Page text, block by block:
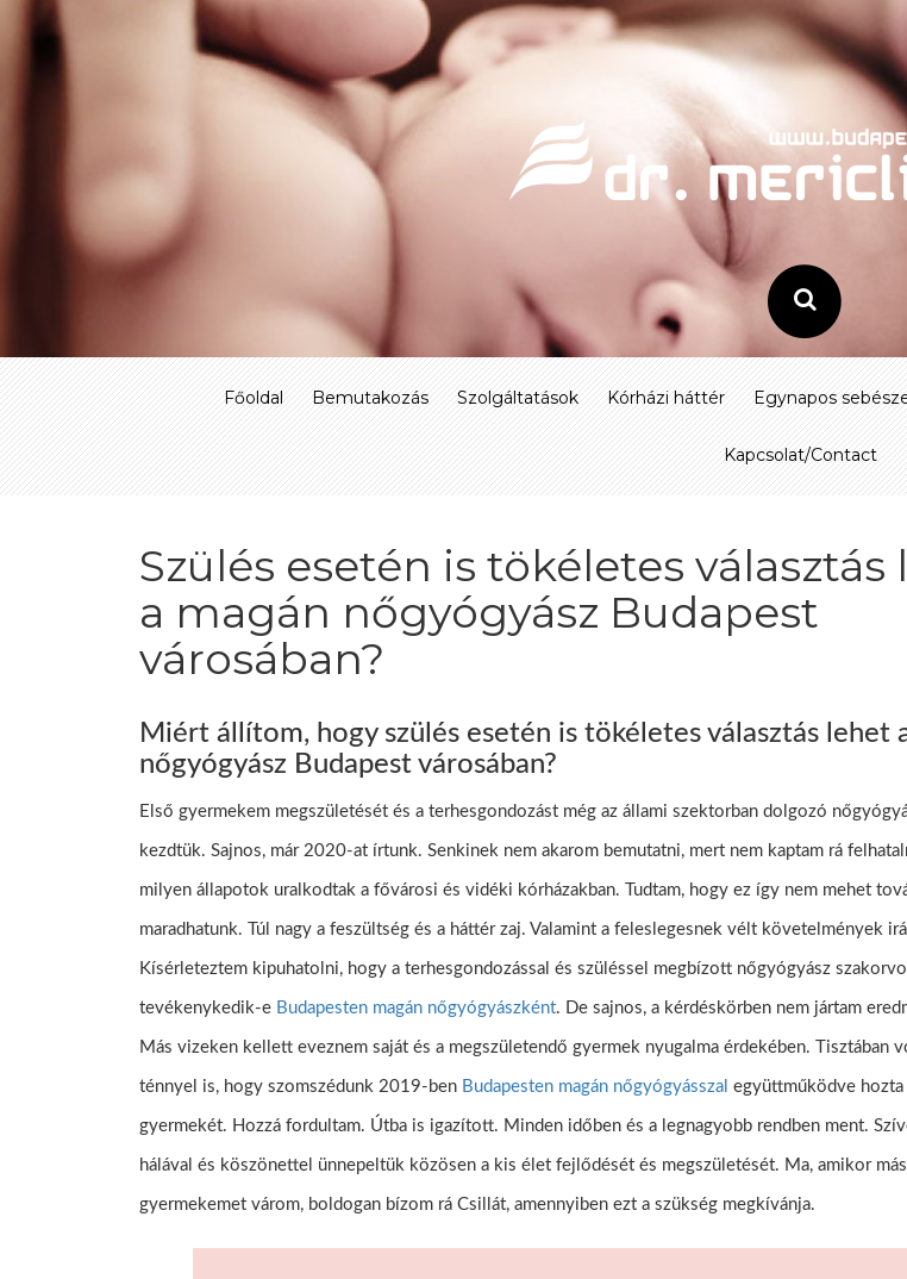
Főoldal Bemutakozás Szolgáltatások Kórházi háttér Egynapos
Kapcsolat/Contact
Szülés esetén is tökéletes választás
a magán nőgyógyász Budapest
városában?
Miért állítom, hogy szülés esetén is tökéletes választás lehet
nőgyógyász Budapest városában?
Első gyermekem megszületését és a terhesgondozást még az állami szektorban dolgozó
kezdtük. Sajnos, már 2020-at írtunk. Senkinek nem akarom bemutatni, mert nem kaptam rá
milyen állapotok uralkodtak a fővárosi és vidéki kórházakban. Tudtam, hogy ez így nem mehet
maradhatunk. Túl nagy a feszültség és a háttér zaj. Valamint a feleslegesnek vélt követelmények
Kísérleteztem kipuhatolni, hogy a terhesgondozással és szüléssel megbízott nőgyógyász
tevékenykedik-e Budapesten magán nőgyógyászként. De sajnos, a kérdéskörben nem jártam
Más vizeken kellett eveznem saját és a megszületendő gyermek nyugalma érdekében. Tisztában
ténnyel is, hogy szomszédunk 2019-ben Budapesten magán nőgyógyásszal együttműködve hozta
gyermekét. Hozzá fordultam. Útba is igazított. Minden időben és a legnagyobb rendben ment.
hálával és köszönettel ünnepeltük közösen a kis élet fejlődését és megszületését. Ma, amikor
gyermekemet várom, boldogan bízom rá Csillát, amennyiben ezt a szükség megkívánja.